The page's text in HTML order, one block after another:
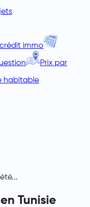
immo
Prix par
habitable
Tunisie